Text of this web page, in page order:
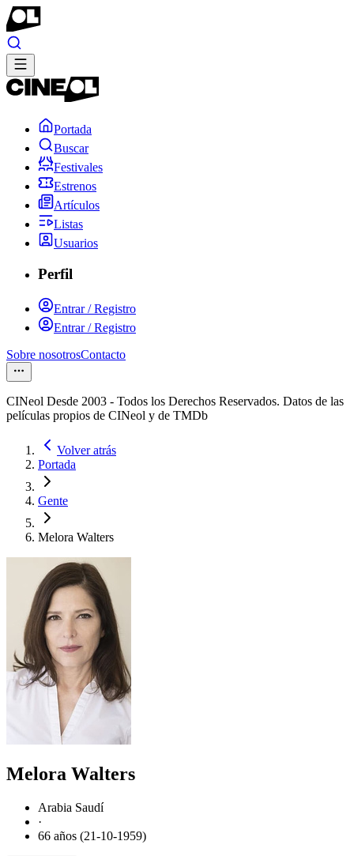
Portada
Buscar
Festivales
Estrenos
Artículos
Listas
Usuarios
Perfil
Entrar / Registro
Entrar / Registro
Sobre nosotrosContacto
CINeol Desde 2003 - Todos los Derechos Reservados. Datos de las
películas propios de CINeol y de TMDb
Volver atrás
Portada
Gente
Melora Walters
Melora Walters
Arabia Saudí
·
66 años (21-10-1959)